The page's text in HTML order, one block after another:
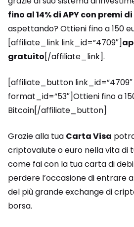
fino al 14% di APY con premi
aspettando? Ottieni fino a 150
[affiliate_link link_id=”4709″]
gratuito[/affiliate_link].
[affiliate_button link_id=”4709″
format_id=”53″]Ottieni fino a
Bitcoin[/affiliate_button]
Grazie alla tua Carta Visa
criptovalute o euro nella vita di
come fai con la tua carta di
perdere l’occasione di entrare
del più grande exchange di
borsa.